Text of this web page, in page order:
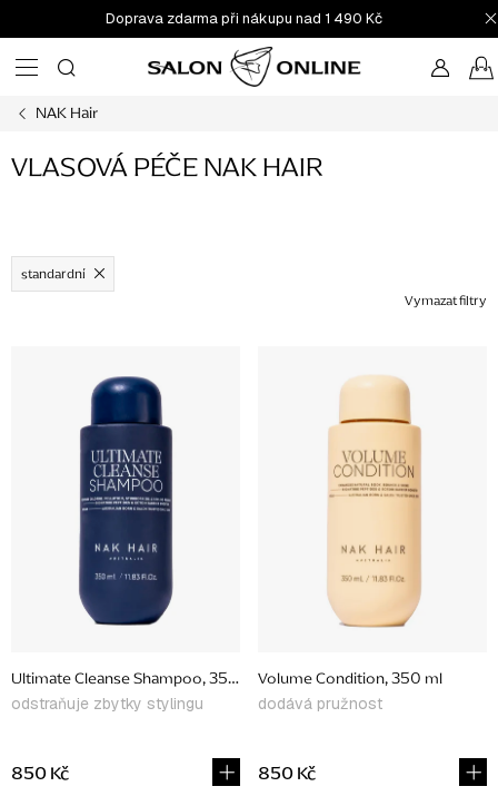
na
obsah
Doprava zdarma při nákupu nad 1 490 Kč
NAK Hair
VLASOVÁ PÉČE NAK HAIR
standardní
Vymazat filtry
u
k
ů
Ultimate Cleanse Shampoo, 350 ml
odstraňuje zbytky stylingu
850 Kč
Volume Condition, 350 ml
dodává pružnost
850 Kč